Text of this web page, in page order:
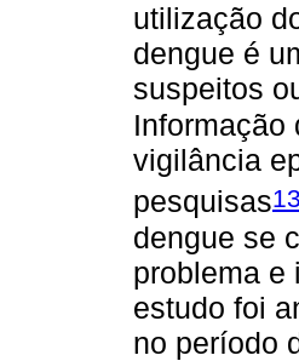
utilização
dengue é
suspeitos
Informação
vigilância
pesquisas13
dengue se
problema e
estudo foi
no período